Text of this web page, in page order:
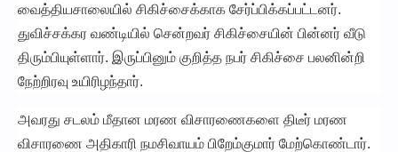
வைத்தியசாலையில் சிகிச்சைக்காக சேர்ப்பிக்கப்பட்டனர்.
துவிச்சக்கர வண்டியில் சென்றவர் சிகிச்சையின் பின்னர் வீடு
திரும்பியுள்ளார். இருப்பினும் குறித்த நபர் சிகிச்சை பலனின்றி
நேற்றிரவு உயிரிழந்தார்.
அவரது சடலம் மீதான மரண விசாரணைகளை திடீர் மரண
விசாரணை அதிகாரி நமசிவாயம் பிறேம்குமார் மேற்கொண்டார்.